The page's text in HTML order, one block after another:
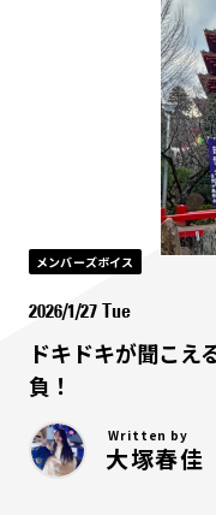
メンバーズボイス
2026/1/27 Tue
ドキドキが聞こ
負！
Written by
大塚春佳